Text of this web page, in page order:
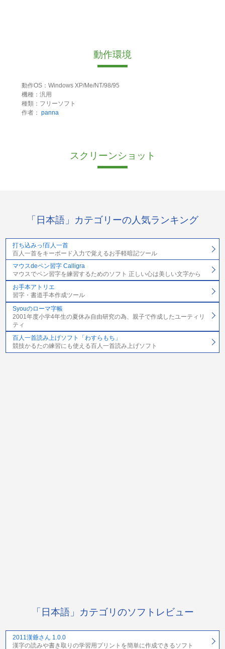
動作環境
動作OS：Windows XP/Me/NT/98/95
機種：汎用
種類：フリーソフト
作者： panna
スクリーンショット
「日本語」カテゴリーの人気ランキング
打ち込みっ!百人一首
百人一首をキーボード入力で覚えるお手軽暗記ツール
マウスdeペン習字 Calligra
マウスでペン習字を練習するためのソフト 正しい心は美しい文字から
お手本アトリエ
習字・書道手本作成ツール
Syouのローマ字帳
2001年度小学4年生の夏休み自由研究の為、親子で作成したユーティリ
ティ
百人一首読み上げソフト「わすらもち」
競技かるたの練習にも使える百人一首読み上げソフト
「日本語」カテゴリのソフトレビュー
2011漢爺さん 1.0.0
漢字の読みや書き取りの学習用プリントを簡単に作成できるソフト